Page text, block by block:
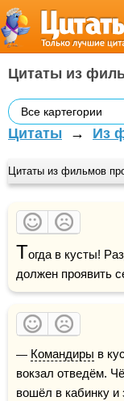
Цитаты из
Все картегории
Цитаты → Из
Цитаты из фильмов
Тогда в кусты!
должен проявить
Командиры в
вокзал отведём.
вошёл в кабинку